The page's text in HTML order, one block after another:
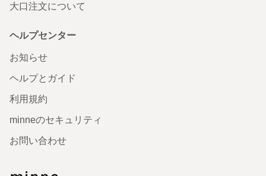
大口注文について
ヘルプセンター
お知らせ
ヘルプとガイド
利用規約
minneのセキュリティ
お問い合わせ